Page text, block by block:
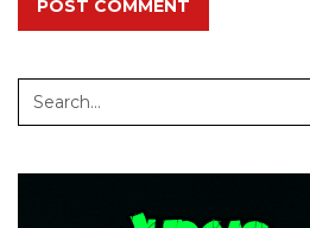
POST COMMENT